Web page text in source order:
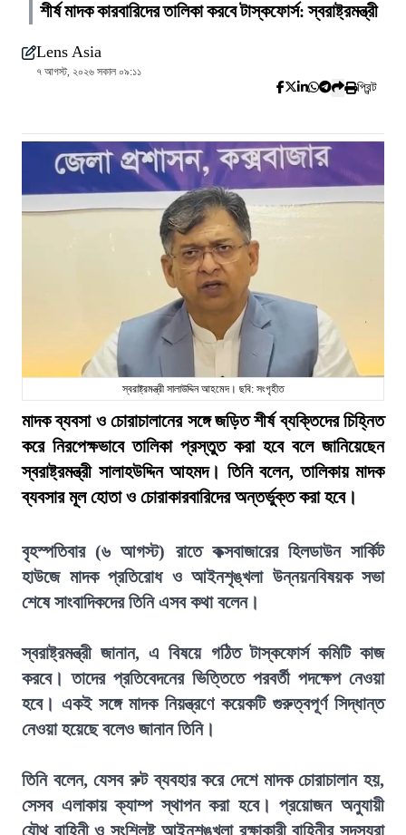
শীর্ষ মাদক কারবারিদের তালিকা করবে টাস্কফোর্স: স্বরাষ্ট্রমন্ত্রী
Lens Asia
৭ আগস্ট, ২০২৬ সকাল ০৯:১১
প্রিন্ট
স্বরাষ্ট্রমন্ত্রী সালাউদ্দিন আহমেদ। ছবি: সংগৃহীত
মাদক ব্যবসা ও চোরাচালানের সঙ্গে জড়িত শীর্ষ ব্যক্তিদের চিহ্নিত
করে নিরপেক্ষভাবে তালিকা প্রস্তুত করা হবে বলে জানিয়েছেন
স্বরাষ্ট্রমন্ত্রী সালাহউদ্দিন আহমদ। তিনি বলেন, তালিকায় মাদক
ব্যবসার মূল হোতা ও চোরাকারবারিদের অন্তর্ভুক্ত করা হবে।
বৃহস্পতিবার (৬ আগস্ট) রাতে কক্সবাজারের হিলডাউন সার্কিট
হাউজে মাদক প্রতিরোধ ও আইনশৃঙ্খলা উন্নয়নবিষয়ক সভা
শেষে সাংবাদিকদের তিনি এসব কথা বলেন।
স্বরাষ্ট্রমন্ত্রী জানান, এ বিষয়ে গঠিত টাস্কফোর্স কমিটি কাজ
করবে। তাদের প্রতিবেদনের ভিত্তিতে পরবর্তী পদক্ষেপ নেওয়া
হবে। একই সঙ্গে মাদক নিয়ন্ত্রণে কয়েকটি গুরুত্বপূর্ণ সিদ্ধান্ত
নেওয়া হয়েছে বলেও জানান তিনি।
তিনি বলেন, যেসব রুট ব্যবহার করে দেশে মাদক চোরাচালান হয়,
সেসব এলাকায় ক্যাম্প স্থাপন করা হবে। প্রয়োজন অনুযায়ী
যৌথ বাহিনী ও সংশ্লিষ্ট আইনশৃঙ্খলা রক্ষাকারী বাহিনীর সদস্যরা